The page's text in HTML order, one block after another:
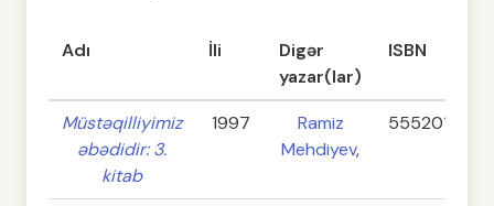
Adı İli
Digər
yazar(lar)
ISBN
Müstəqilliyimiz
əbədidir: 3.
kitab
1997
Ramiz
Mehdiyev,
555201734